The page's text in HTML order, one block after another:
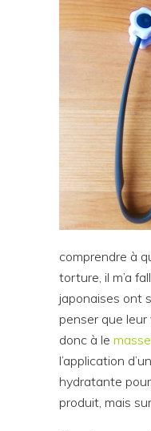
comprendre à
torture, il m’a
japonaises ont
penser que
donc à le
l’application
hydratante
produit, mais